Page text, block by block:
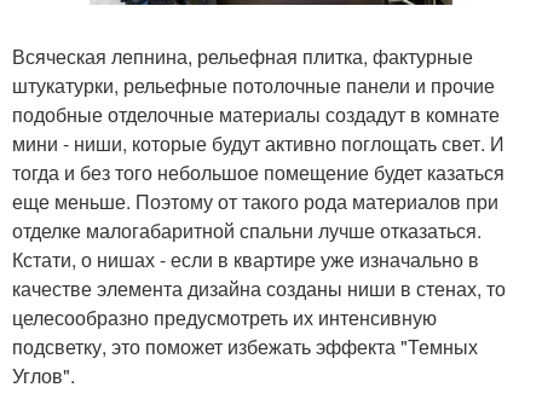
Всяческая лепнина, рельефная плитка, фактурные
штукатурки, рельефные потолочные панели и прочие
подобные отделочные материалы создадут в комнате
мини - ниши, которые будут активно поглощать свет. И
тогда и без того небольшое помещение будет казаться
еще меньше. Поэтому от такого рода материалов при
отделке малогабаритной спальни лучше отказаться.
Кстати, о нишах - если в квартире уже изначально в
качестве элемента дизайна созданы ниши в стенах, то
целесообразно предусмотреть их интенсивную
подсветку, это поможет избежать эффекта "Темных
Углов".